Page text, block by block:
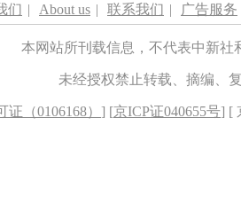
们 | About us | 联系我们 | 广告服务
本网站所刊载信息，不代表中新
未经授权禁止转载、摘编、
（0106168） ] [京ICP证040655号] [